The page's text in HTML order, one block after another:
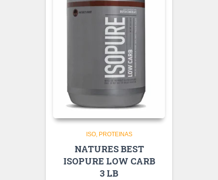
ISO PROTEINAS
NATURES BEST
ISOPURE LOW CARB
3 LB